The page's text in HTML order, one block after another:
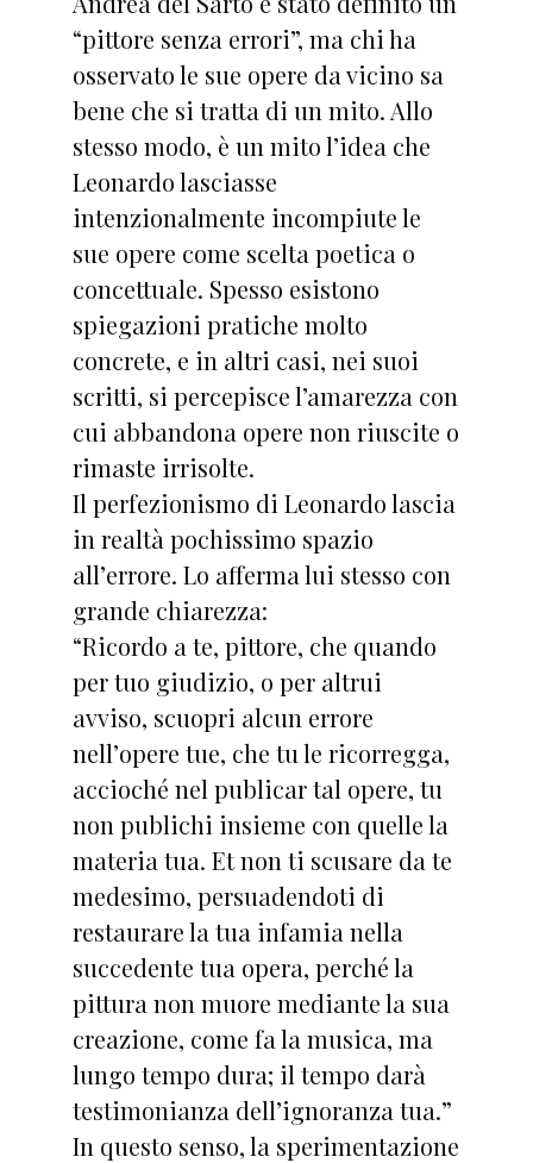
“pittore senza errori”, ma chi ha
osservato le sue opere da vicino sa
bene che si tratta di un mito. Allo
stesso modo, è un mito l’idea che
Leonardo lasciasse
intenzionalmente incompiute le
sue opere come scelta poetica o
concettuale. Spesso esistono
spiegazioni pratiche molto
concrete, e in altri casi, nei suoi
scritti, si percepisce l’amarezza con
cui abbandona opere non riuscite o
rimaste irrisolte.
Il perfezionismo di Leonardo lascia
in realtà pochissimo spazio
all’errore. Lo afferma lui stesso con
grande chiarezza:
“Ricordo a te, pittore, che quando
per tuo giudizio, o per altrui
avviso, scuopri alcun errore
nell’opere tue, che tu le ricorregga,
accioché nel publicar tal opere, tu
non publichi insieme con quelle la
materia tua. Et non ti scusare da te
medesimo, persuadendoti di
restaurare la tua infamia nella
succedente tua opera, perché la
pittura non muore mediante la sua
creazione, come fa la musica, ma
lungo tempo dura; il tempo darà
testimonianza dell’ignoranza tua.”
In questo senso, la sperimentazione